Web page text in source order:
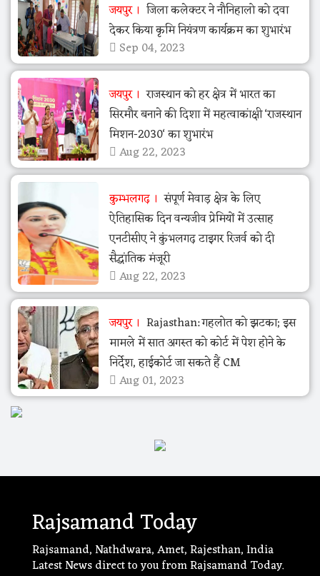
जयपुर
जिला कलेक्टर ने नौनिहालो को दवा
देकर किया कृमि नियंत्रण कार्यक्रम का शुभारंभ
Sep 04, 2023
जयपुर
राजस्थान को हर क्षेत्र में भारत का
सिरमौर बनाने की दिशा में महत्वाकांक्षी ‘राजस्थान
मिशन-2030‘ का शुभारंभ
Aug 22, 2023
कुम्भलगढ़
संपूर्ण मेवाड़ क्षेत्र के लिए
ऐतिहासिक दिन वन्यजीव प्रेमियों में उत्साह
एनटीसीए ने कुंभलगढ़ टाइगर रिजर्व को दी
सैद्धांतिक मंजूरी
Aug 22, 2023
जयपुर
Rajasthan: गहलोत को झटका; इस
मामले में सात अगस्त को कोर्ट में पेश होने के
निर्देश, हाईकोर्ट जा सकते हैं CM
Aug 01, 2023
Rajsamand Today
Rajsamand, Nathdwara, Amet, Rajesthan, India
Latest News direct to you from Rajsamand Today.